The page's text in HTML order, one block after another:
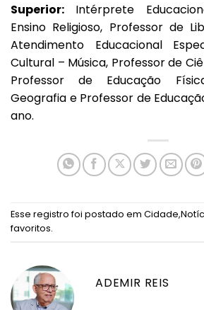
Superior: Intérprete
Ensino Religioso, Professor de
Atendimento Educacional
Cultural – Música, Professor de
Professor de Educação
Geografia e Professor de
ano.
Esse registro foi postado em Cidade,
favoritos.
ADEMIR REIS